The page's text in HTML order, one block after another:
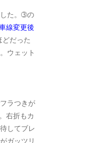
した。➂の
線変更後
だった
ウェット
ラつきが
右折もカ
してブレ
ガッツリ